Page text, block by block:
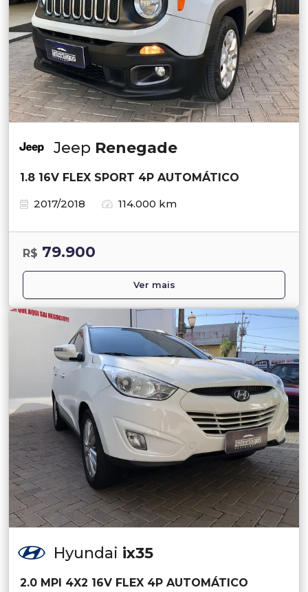
Jeep Renegade
1.8 16V FLEX SPORT 4P AUTOMÁTICO
2017/2018
114.000 km
R$ 79.900
Ver mais
Hyundai ix35
2.0 MPI 4X2 16V FLEX 4P AUTOMÁTICO